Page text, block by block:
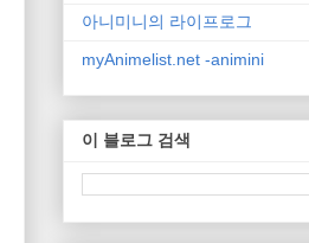
아니미니의 라이프로그
myAnimelist.net -animini
이 블로그 검색